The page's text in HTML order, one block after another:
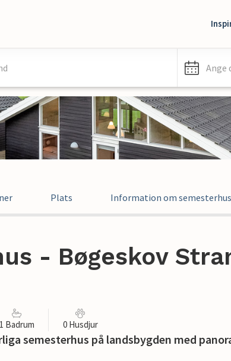
Ange
Plats Information om semesterhus
- Bøgeskov
1 Badrum 0 Husdjur
semesterhus på landsbygden med